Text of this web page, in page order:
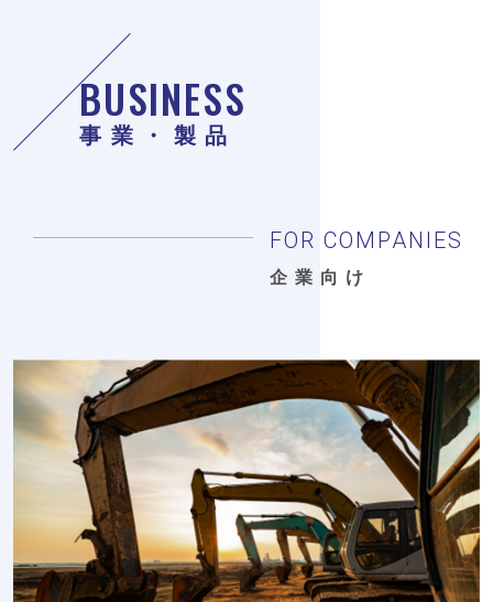
BUSINESS
事業・製品
FOR COMPANIES
企業向け